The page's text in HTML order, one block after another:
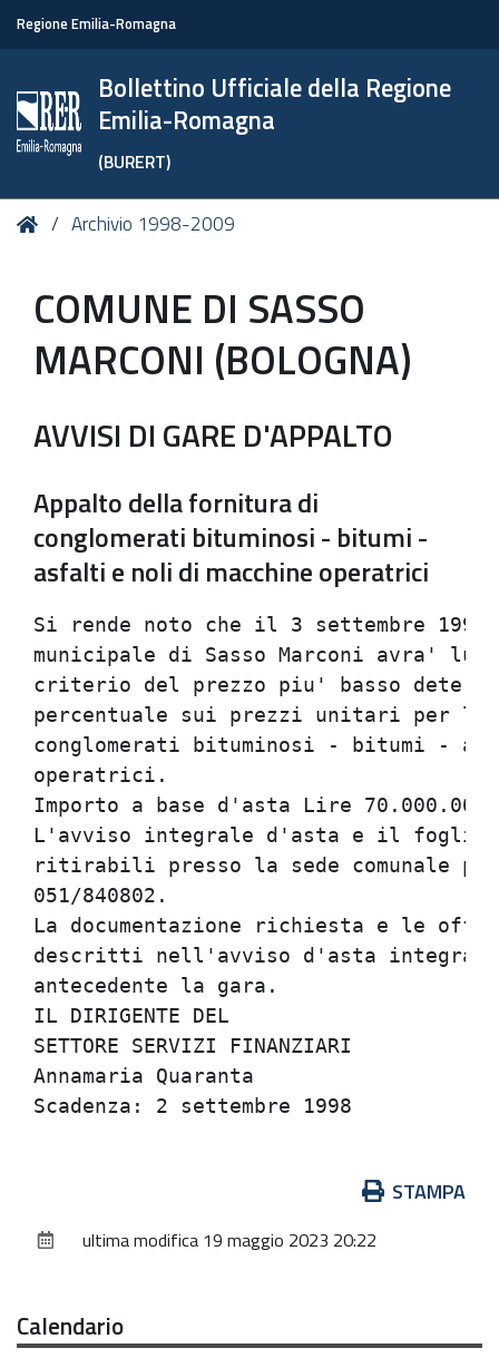
Regione Emilia-Romagna
Bollettino Ufficiale della Regione
Emilia-Romagna
(BURERT)
Tu HomeArchivio 1998-2009
COMUNE DI SASSO
MARCONI (BOLOGNA)
AVVISI DI GARE D'APPALTO
Appalto della fornitura di
conglomerati bituminosi - bitumi -
asfalti e noli di macchine operatrici
Si rende noto che il 3
municipale di Sasso Marconi
criterio del prezzo piu' basso
percentuale sui prezzi
conglomerati bituminosi -
Importo a base d'asta
L'avviso integrale d'asta e
ritirabili presso la sede
051/
La documentazione richiesta e
descritti nell'avviso d'asta
IL
SETTORE
documento
STAMPA
ultima modifica 19 maggio 2023 20:22
Calendario